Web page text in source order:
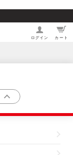
ログイン カート